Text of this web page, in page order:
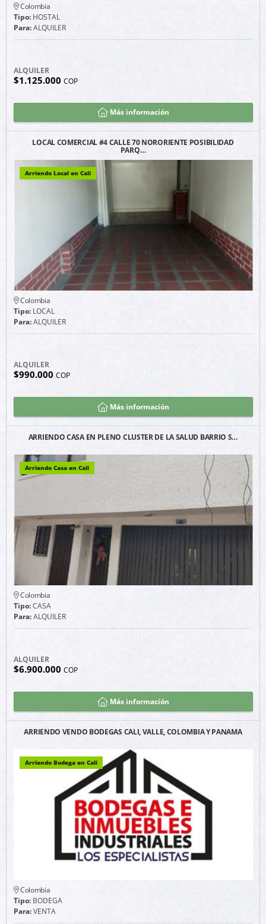
Colombia
Tipo:HOSTAL
Para:ALQUILER
ALQUILER
$1.125.000COP
Más información
LOCAL COMERCIAL #4 CALLE 70 NORORIENTE POSIBILIDAD
PARQ…
Arriendo Local en Cali
Colombia
Tipo:LOCAL
Para:ALQUILER
ALQUILER
$990.000 COP
Más información
ARRIENDO CASA EN PLENO CLUSTER DE LA SALUD BARRIO S…
Arriendo Casa en Cali
Colombia
Tipo:CASA
Para:ALQUILER
ALQUILER
$6.900.000COP
Más información
ARRIENDO VENDO BODEGAS CALI, VALLE, COLOMBIA Y PANAMA
Arriendo Bodega en Cali
Colombia
Tipo:BODEGA
Para:VENTA